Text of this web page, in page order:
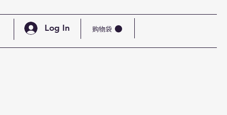
Log In 购物袋